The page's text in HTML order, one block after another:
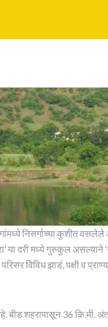
निसर्गाच्या कुशीत वसलेले
या दरी मध्ये गुरुकुल
विविध झाडं, पक्षी व
बीड शहरापासून 36 कि.मी.